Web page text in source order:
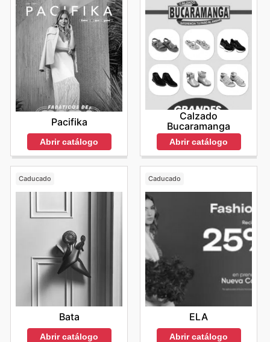
Pacifika
Abrir catálogo
Calzado
Bucaramanga
Abrir catálogo
Caducado
Bata
Abrir catálogo
Caducado
ELA
Abrir catálogo